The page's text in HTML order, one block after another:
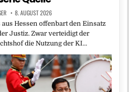
8. AUGUST 2026
Hessen offenbart den Einsatz
Justiz. Zwar verteidigt der
die Nutzung der KI…